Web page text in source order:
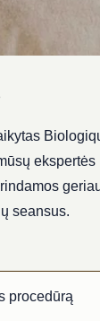
ekspertės
seansus.
procedūrą